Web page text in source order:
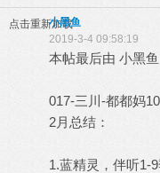
点击重新加载
小黑鱼
2019-3-4 09:58:19
本帖最后由 小黑
017-三川-都都妈
2月总结：
1.蓝精灵，伴听1-